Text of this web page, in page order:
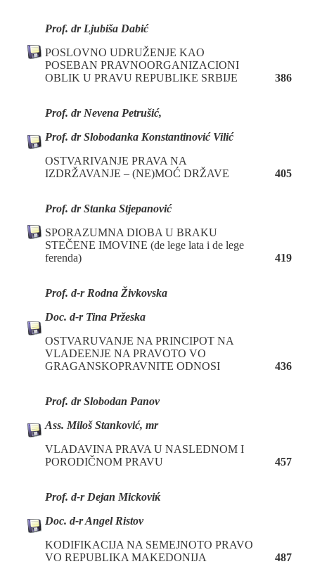
Prof. dr Ljubiša Dabić
POSLOVNO UDRUŽENJE KAO
POSEBAN PRAVNOORGANIZACIONI
OBLIK U PRAVU REPUBLIKE SRBIJE
386
Prof. dr Nevena Petrušić,
Prof. dr Slobodanka Konstantinović Vilić
OSTVARIVANJE PRAVA NA
IZDRŽAVANJE – (NE)MOĆ DRŽAVE
405
Prof. dr Stanka Stjepanović
SPORAZUMNA DIOBA U BRAKU
STEČENE IMOVINE (de lege lata i de lege
ferenda)
419
Prof. d-r Rodna Živkovska
Doc. d-r Tina Pržeska
OSTVARUVANJE NA PRINCIPOT NA
VLADEENJE NA PRAVOTO VO
GRAGANSKOPRAVNITE ODNOSI
436
Prof. dr Slobodan Panov
Ass. Miloš Stanković, mr
VLADAVINA PRAVA U NASLEDNOM I
PORODIČNOM PRAVU
457
Prof. d-r Dejan Mickoviќ
Doc. d-r Angel Ristov
KODIFIKACIJA NA SEMEJNOTO PRAVO
VO REPUBLIKA MAKEDONIJA
487